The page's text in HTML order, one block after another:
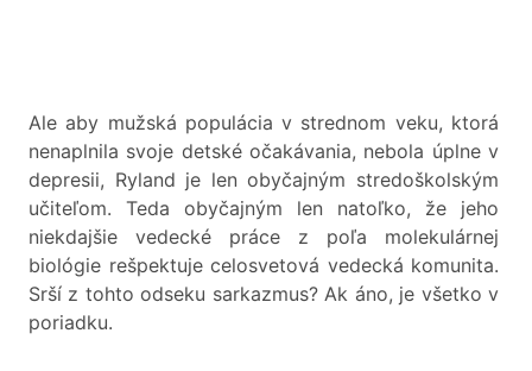
Ale aby mužská populácia v strednom veku, ktorá
nenaplnila svoje detské očakávania, nebola úplne v
depresii, Ryland je len obyčajným stredoškolským
učiteľom. Teda obyčajným len natoľko, že jeho
niekdajšie vedecké práce z poľa molekulárnej
biológie rešpektuje celosvetová vedecká komunita.
Srší z tohto odseku sarkazmus? Ak áno, je všetko v
poriadku.